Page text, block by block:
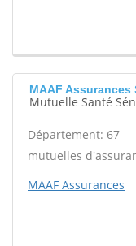
MAAF Assurances
Mutuelle Santé
Département: 67
mutuelles
MAAF Assurances